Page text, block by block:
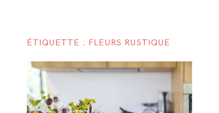
ÉTIQUETTE : FLEURS RUSTIQUE